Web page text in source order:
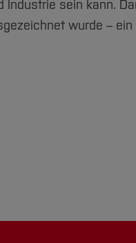
Industrie sein kann.
wurde –